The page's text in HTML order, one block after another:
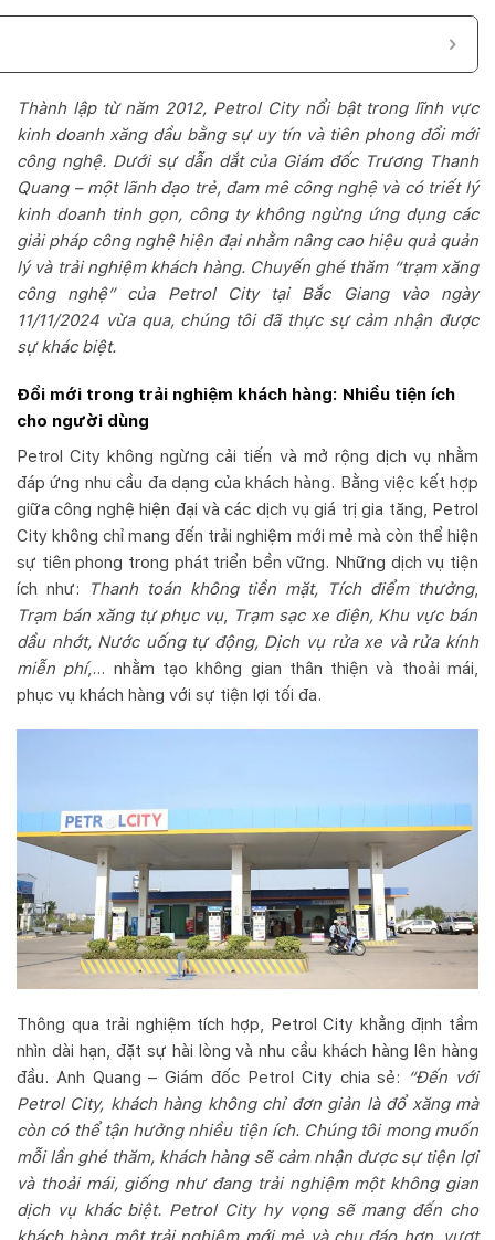
Thành lập từ năm 2012, Petrol City nổi bật trong lĩnh vực
kinh doanh xăng dầu bằng sự uy tín và tiên phong đổi mới
công nghệ. Dưới sự dẫn dắt của Giám đốc Trương Thanh
Quang – một lãnh đạo trẻ, đam mê công nghệ và có triết lý
kinh doanh tinh gọn, công ty không ngừng ứng dụng các
giải pháp công nghệ hiện đại nhằm nâng cao hiệu quả quản
lý và trải nghiệm khách hàng. Chuyến ghé thăm “trạm xăng
công nghệ” của Petrol City tại Bắc Giang vào ngày
11/11/2024 vừa qua, chúng tôi đã thực sự cảm nhận được
sự khác biệt.
Đổi mới trong trải nghiệm khách hàng: Nhiều tiện ích
cho người dùng
Petrol City không ngừng cải tiến và mở rộng dịch vụ nhằm
đáp ứng nhu cầu đa dạng của khách hàng. Bằng việc kết hợp
giữa công nghệ hiện đại và các dịch vụ giá trị gia tăng, Petrol
City không chỉ mang đến trải nghiệm mới mẻ mà còn thể hiện
sự tiên phong trong phát triển bền vững. Những dịch vụ tiện
ích như:
Thanh toán không tiền mặt, Tích điểm thưởng,
Trạm bán xăng tự phục vụ, Trạm sạc xe điện, Khu vực bán
dầu nhớt, Nước uống tự động, Dịch vụ rửa xe và rửa kính
miễn phí,… nhằm tạo không gian thân thiện và thoải mái,
phục vụ khách hàng với sự tiện lợi tối đa.
Thông qua trải nghiệm tích hợp, Petrol City khẳng định tầm
nhìn dài hạn, đặt sự hài lòng và nhu cầu khách hàng lên hàng
đầu. Anh Quang – Giám đốc Petrol City chia sẻ:
“Đến với
Petrol City, khách hàng không chỉ đơn giản là đổ xăng mà
còn có thể tận hưởng nhiều tiện ích. Chúng tôi mong muốn
mỗi lần ghé thăm, khách hàng sẽ cảm nhận được sự tiện lợi
và thoải mái, giống như đang trải nghiệm một không gian
dịch vụ khác biệt. Petrol City hy vọng sẽ mang đến cho